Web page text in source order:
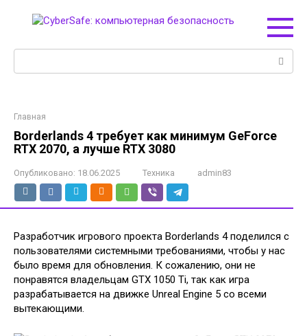
Главная
Borderlands 4 требует как минимум GeForce
RTX 2070, а лучше RTX 3080
Опубликовано: 18.06.2025 Техника admin83
Разработчик игрового проекта Borderlands 4 поделился с
пользователями системными требованиями, чтобы у нас
было время для обновления. К сожалению, они не
понравятся владельцам GTX 1050 Ti, так как игра
разрабатывается на движке Unreal Engine 5 со всеми
вытекающими.